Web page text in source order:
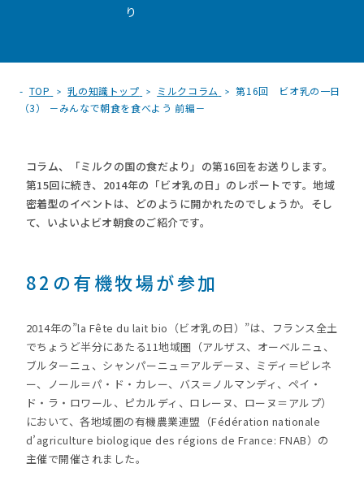
り
TOP 乳の知識トップ ミルクコラム
第16回 ビオ乳の一日
（3） －みんなで朝食を食べよう 前編－
コラム、「ミルクの国の食だより」の第16回をお送りします。
第15回に続き、2014年の「ビオ乳の日」のレポートです。地域
密着型のイベントは、どのように開かれたのでしょうか。そし
て、いよいよビオ朝食のご紹介です。
82の有機牧場が参加
2014年の”la Fête du lait bio（ビオ乳の日）”は、フランス全土
でちょうど半分にあたる11地域圏（アルザス、オーベルニュ、
ブルターニュ、シャンパーニュ＝アルデーヌ、ミディ＝ピレネ
ー、ノール＝パ・ド・カレー、バス＝ノルマンディ、ペイ・
ド・ラ・ロワール、ピカルディ、ロレーヌ、ローヌ＝アルプ）
において、各地域圏の有機農業連盟（Fédération nationale
d’agriculture biologique des régions de France: FNAB）の
主催で開催されました。